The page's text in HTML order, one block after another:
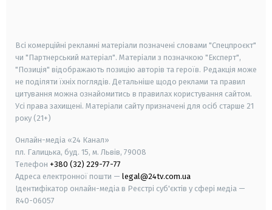
Всі комерційні рекламні матеріали позначені словами "Спецпроєкт"
чи "Партнерський матеріал". Матеріали з позначкою "Експерт",
"Позиція" відображають позицію авторів та героїв. Редакція може
не поділяти їхніх поглядів. Детальніше щодо реклами та правил
цитування можна ознайомитись в правилах користування сайтом.
Усі права захищені. Матеріали сайту призначені для осіб старше 21
року (21+)
Онлайн-медіа «24 Канал»
пл. Галицька, буд. 15, м. Львів, 79008
Телефон +380 (32) 229-77-77
Адреса електронної пошти — legal@24tv.com.ua
Ідентифікатор онлайн-медіа в Реєстрі суб'єктів у сфері медіа —
R40-06057